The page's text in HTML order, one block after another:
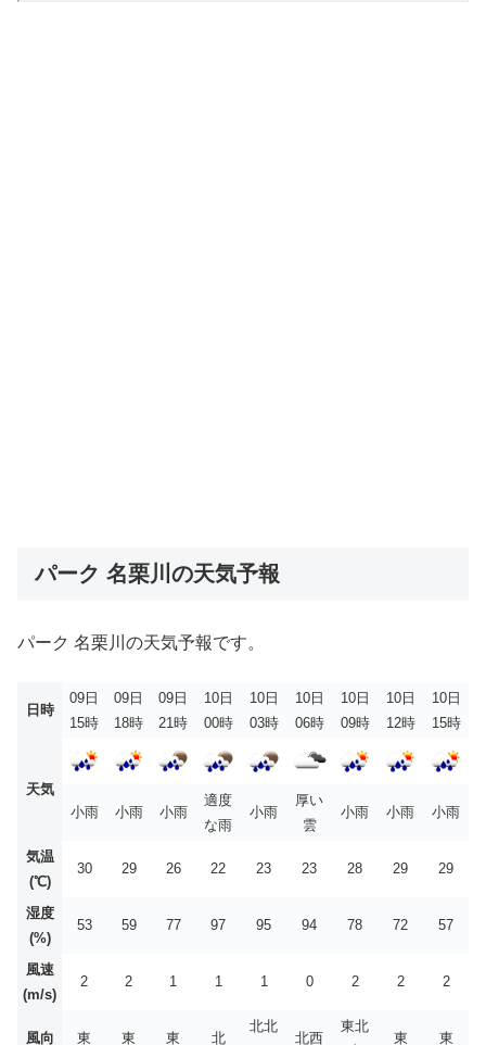
パーク 名栗川の天気予報
パーク 名栗川の天気予報です。
日時
09日
15時
09日
18時
09日
21時
10日
00時
10日
03時
10日
06時
10日
09時
10日
12時
10日
15時
天気
小雨
小雨 小雨
適度
な雨
小雨
厚い
雲
小雨 小雨 小雨
気温
(℃)
30 29 26 22 23 23 28 29 29
湿度
(%)
53 59 77 97 95 94 78 72 57
風速
(m/s)
2 2 1 1 1 0 2 2 2
風向 東 東 東 北
北北
北西
東北
東 東